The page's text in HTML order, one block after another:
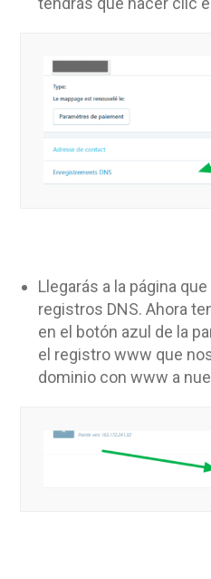
Llegarás a la página
registros DNS. Ahora
en el botón azul de la
el registro www que
dominio con www a